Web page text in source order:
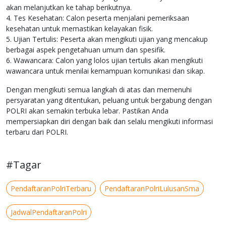
akan melanjutkan ke tahap berikutnya.
4. Tes Kesehatan: Calon peserta menjalani pemeriksaan
kesehatan untuk memastikan kelayakan fisik.
5. Ujian Tertulis: Peserta akan mengikuti ujian yang mencakup
berbagai aspek pengetahuan umum dan spesifik.
6. Wawancara: Calon yang lolos ujian tertulis akan mengikuti
wawancara untuk menilai kemampuan komunikasi dan sikap.
Dengan mengikuti semua langkah di atas dan memenuhi
persyaratan yang ditentukan, peluang untuk bergabung dengan
POLRI akan semakin terbuka lebar. Pastikan Anda
mempersiapkan diri dengan baik dan selalu mengikuti informasi
terbaru dari POLRI.
#Tagar
PendaftaranPolriTerbaru PendaftaranPolriLulusanSma
JadwalPendaftaranPolri